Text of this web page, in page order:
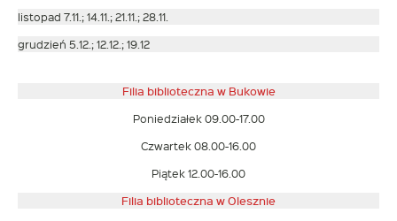
listopad 7.11.; 14.11.; 21.11.; 28.11.
grudzień 5.12.; 12.12.; 19.12
Filia biblioteczna w Bukowie
Poniedziałek 09.00-17.00
Czwartek 08.00-16.00
Piątek 12.00-16.00
Filia biblioteczna w Olesznie